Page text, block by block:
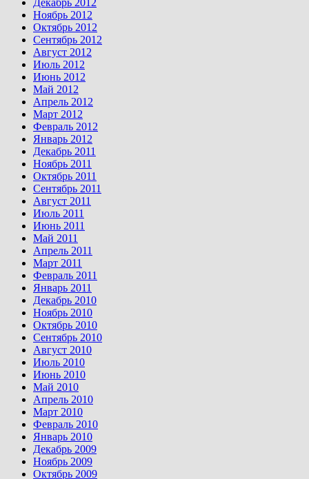
Декабрь 2012
Ноябрь 2012
Октябрь 2012
Сентябрь 2012
Август 2012
Июль 2012
Июнь 2012
Май 2012
Апрель 2012
Март 2012
Февраль 2012
Январь 2012
Декабрь 2011
Ноябрь 2011
Октябрь 2011
Сентябрь 2011
Август 2011
Июль 2011
Июнь 2011
Май 2011
Апрель 2011
Март 2011
Февраль 2011
Январь 2011
Декабрь 2010
Ноябрь 2010
Октябрь 2010
Сентябрь 2010
Август 2010
Июль 2010
Июнь 2010
Май 2010
Апрель 2010
Март 2010
Февраль 2010
Январь 2010
Декабрь 2009
Ноябрь 2009
Октябрь 2009